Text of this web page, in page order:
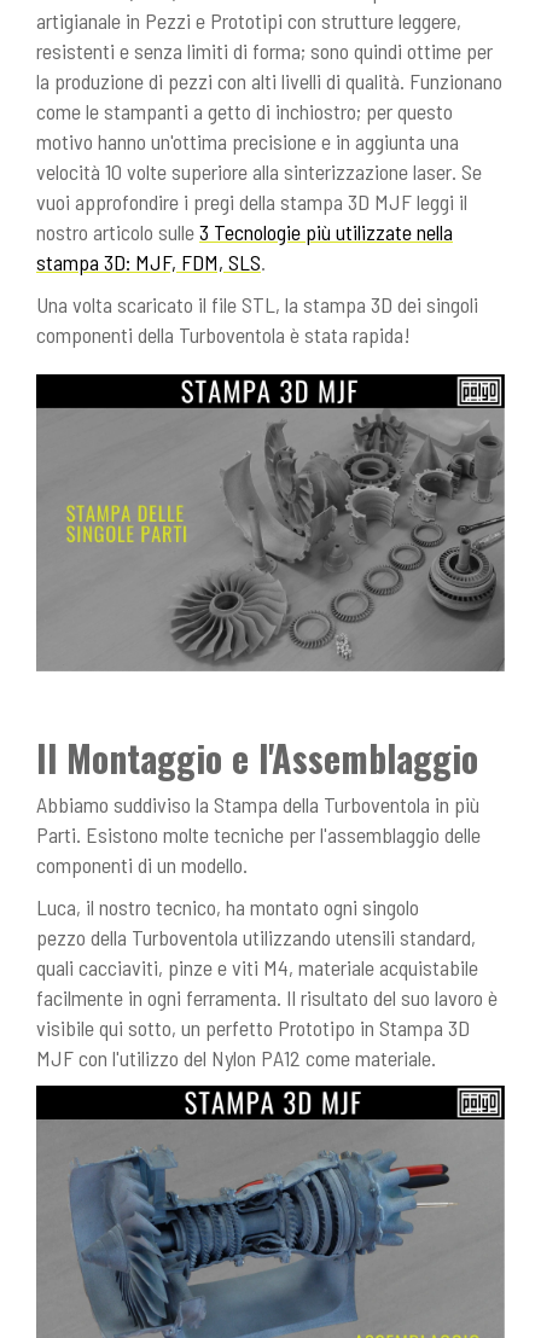
artigianale in Pezzi e Prototipi con strutture leggere,
resistenti e senza limiti di forma; sono quindi ottime per
la produzione di pezzi con alti livelli di qualità. Funzionano
come le stampanti a getto di inchiostro; per questo
motivo hanno un'ottima precisione e in aggiunta una
velocità 10 volte superiore alla sinterizzazione laser. Se
vuoi approfondire i pregi della stampa 3D MJF leggi il
nostro articolo sulle3 Tecnologie più utilizzate nella
stampa 3D: MJF, FDM, SLS.
Una volta scaricato il file STL, la stampa 3D dei singoli
componenti della Turboventola è stata rapida!
Il Montaggio e l'Assemblaggio
Abbiamo suddiviso la Stampa della Turboventola in più
Parti. Esistono molte tecniche per l'assemblaggio delle
componenti di un modello.
Luca, il nostro tecnico, ha montato ogni singolo
pezzo della Turboventola utilizzando utensili standard,
quali cacciaviti, pinze e viti M4, materiale acquistabile
facilmente in ogni ferramenta. Il risultato del suo lavoro è
visibile qui sotto, un perfetto Prototipo in Stampa 3D
MJF con l'utilizzo del Nylon PA12 come materiale.